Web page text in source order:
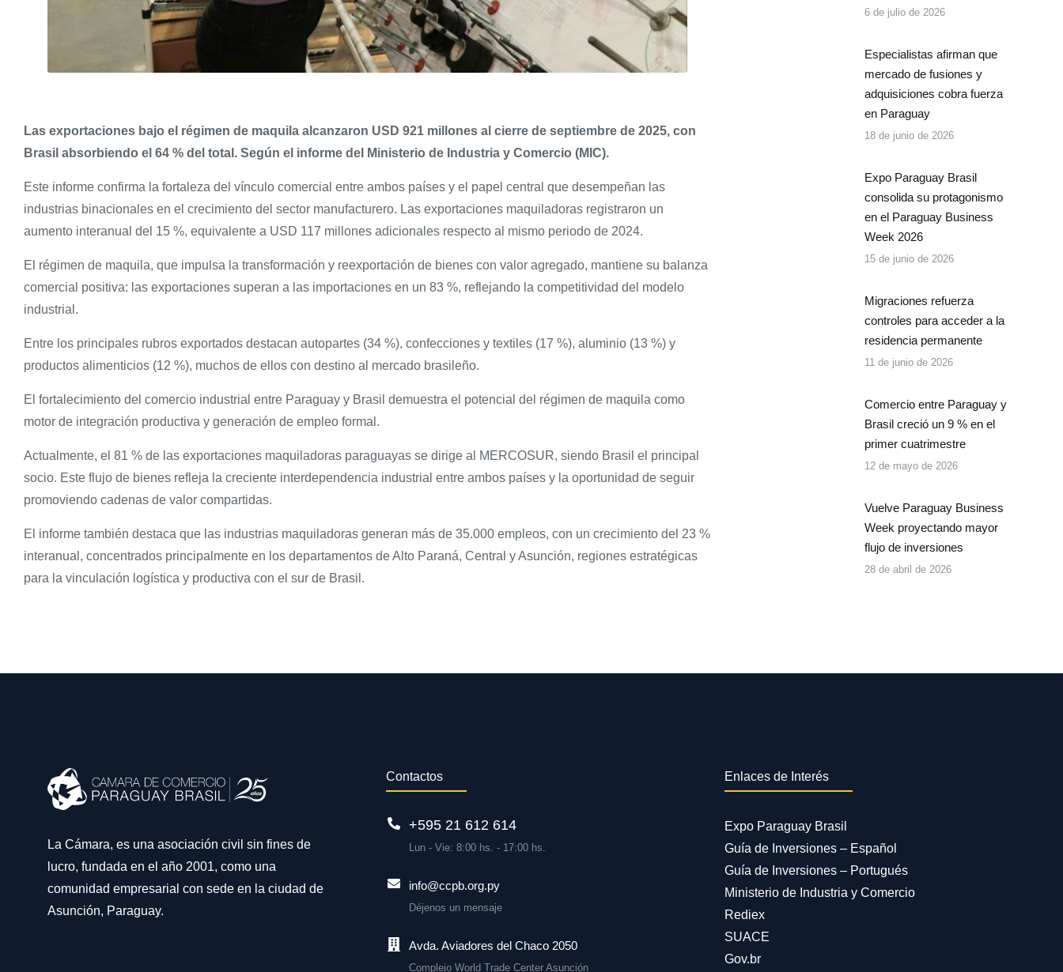
Las exportaciones bajo el régimen de maquila alcanzaron USD 921 millones al cierre de septiembre de 2025, con
Brasil absorbiendo el 64 % del total. Según el informe del Ministerio de Industria y Comercio (MIC).
Este informe confirma la fortaleza del vínculo comercial entre ambos países y el papel central que desempeñan las
industrias binacionales en el crecimiento del sector manufacturero. Las exportaciones maquiladoras registraron un
aumento interanual del 15 %, equivalente a USD 117 millones adicionales respecto al mismo periodo de 2024.
El régimen de maquila, que impulsa la transformación y reexportación de bienes con valor agregado, mantiene su balanza
comercial positiva: las exportaciones superan a las importaciones en un 83 %, reflejando la competitividad del modelo
industrial.
Entre los principales rubros exportados destacan autopartes (34 %), confecciones y textiles (17 %), aluminio (13 %) y
productos alimenticios (12 %), muchos de ellos con destino al mercado brasileño.
El fortalecimiento del comercio industrial entre Paraguay y Brasil demuestra el potencial del régimen de maquila como
motor de integración productiva y generación de empleo formal.
Actualmente, el 81 % de las exportaciones maquiladoras paraguayas se dirige al MERCOSUR, siendo Brasil el principal
socio. Este flujo de bienes refleja la creciente interdependencia industrial entre ambos países y la oportunidad de seguir
promoviendo cadenas de valor compartidas.
El informe también destaca que las industrias maquiladoras generan más de 35.000 empleos, con un crecimiento del 23 %
interanual, concentrados principalmente en los departamentos de Alto Paraná, Central y Asunción, regiones estratégicas
para la vinculación logística y productiva con el sur de Brasil.
6 de julio de 2026
Especialistas afirman que
mercado de fusiones y
adquisiciones cobra fuerza
en Paraguay
18 de junio de 2026
Expo Paraguay Brasil
consolida su protagonismo
en el Paraguay Business
Week 2026
15 de junio de 2026
Migraciones refuerza
controles para acceder a la
residencia permanente
11 de junio de 2026
Comercio entre Paraguay y
Brasil creció un 9 % en el
primer cuatrimestre
12 de mayo de 2026
Vuelve Paraguay Business
Week proyectando mayor
flujo de inversiones
28 de abril de 2026
La Cámara, es una asociación civil sin fines de
lucro, fundada en el año 2001, como una
comunidad empresarial con sede en la ciudad de
Asunción, Paraguay.
Contactos
+595 21 612 614
Lun - Vie: 8:00 hs. - 17:00 hs.
info@ccpb.org.py
Déjenos un mensaje
Avda. Aviadores del Chaco 2050
Complejo World Trade Center Asunción
Enlaces de Interés
Expo Paraguay Brasil
Guía de Inversiones – Español
Guía de Inversiones – Portugués
Ministerio de Industria y Comercio
Rediex
SUACE
Gov.br